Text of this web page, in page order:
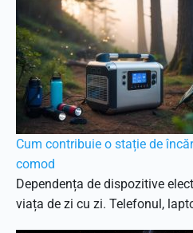
Cum contribuie o stație de
comod
Dependența de dispozitive
viața de zi cu zi. Telefonul,